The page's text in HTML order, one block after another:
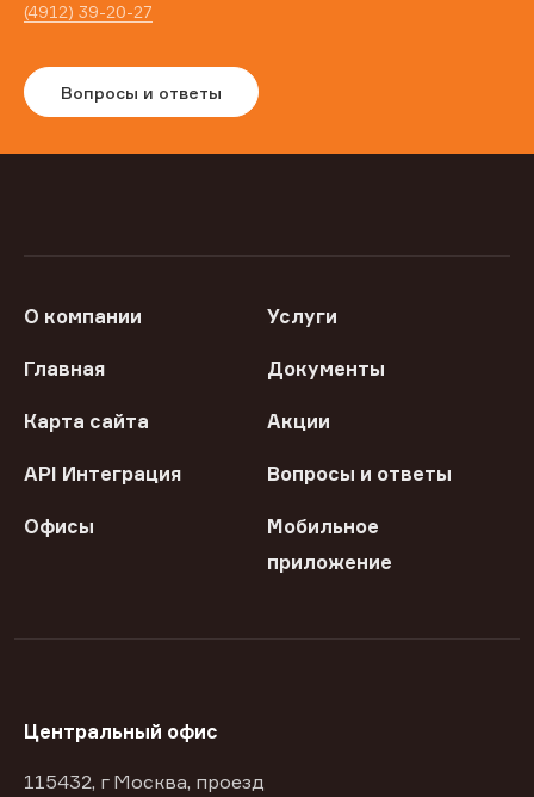
(4912) 39-20-27
Вопросы и ответы
О компании Услуги
Главная Документы
Карта сайта Акции
API Интеграция Вопросы и ответы
Офисы
Мобильное
приложение
Центральный офис
115432, г Москва, проезд